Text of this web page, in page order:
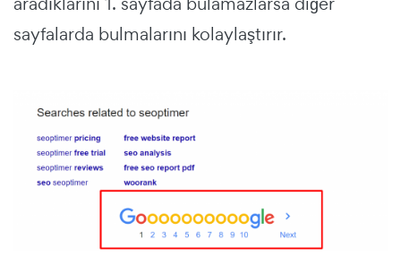
sayfalarda bulmalarını kolaylaştırır.